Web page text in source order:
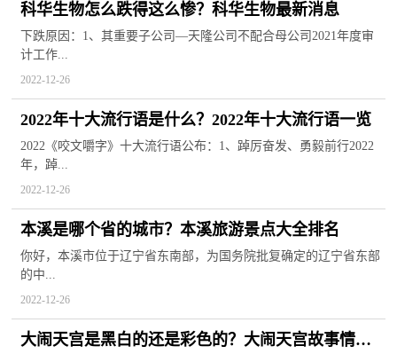
科华生物怎么跌得这么惨？科华生物最新消息
下跌原因：1、其重要子公司—天隆公司不配合母公司2021年度审
计工作...
2022-12-26
2022年十大流行语是什么？2022年十大流行语一览
2022《咬文嚼字》十大流行语公布：1、踔厉奋发、勇毅前行2022
年，踔...
2022-12-26
本溪是哪个省的城市？本溪旅游景点大全排名
你好，本溪市位于辽宁省东南部，为国务院批复确定的辽宁省东部
的中...
2022-12-26
大闹天宫是黑白的还是彩色的？大闹天宫故事情节